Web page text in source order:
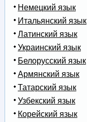
Немецкий язык
Итальянский язык
Латинский язык
Украинский язык
Белорусский язык
Армянский язык
Татарский язык
Узбекский язык
Корейский язык